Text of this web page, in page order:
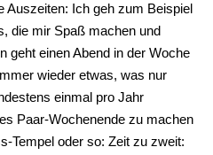
Auszeiten: Ich geh zum Beispiel
die mir Spaß machen und
geht einen Abend in der Woche
wieder etwas, was nur
einmal pro Jahr
Paar-Wochenende zu machen
Tempel oder so: Zeit zu zweit: